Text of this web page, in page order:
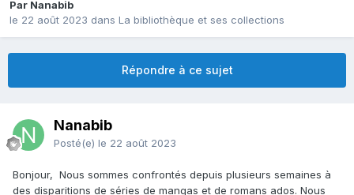
Par Nanabib
le 22 août 2023 dans La bibliothèque et ses collections
Répondre à ce sujet
Nanabib
Posté(e) le 22 août 2023
Bonjour, Nous sommes confrontés depuis plusieurs semaines à
des disparitions de séries de mangas et de romans ados. Nous